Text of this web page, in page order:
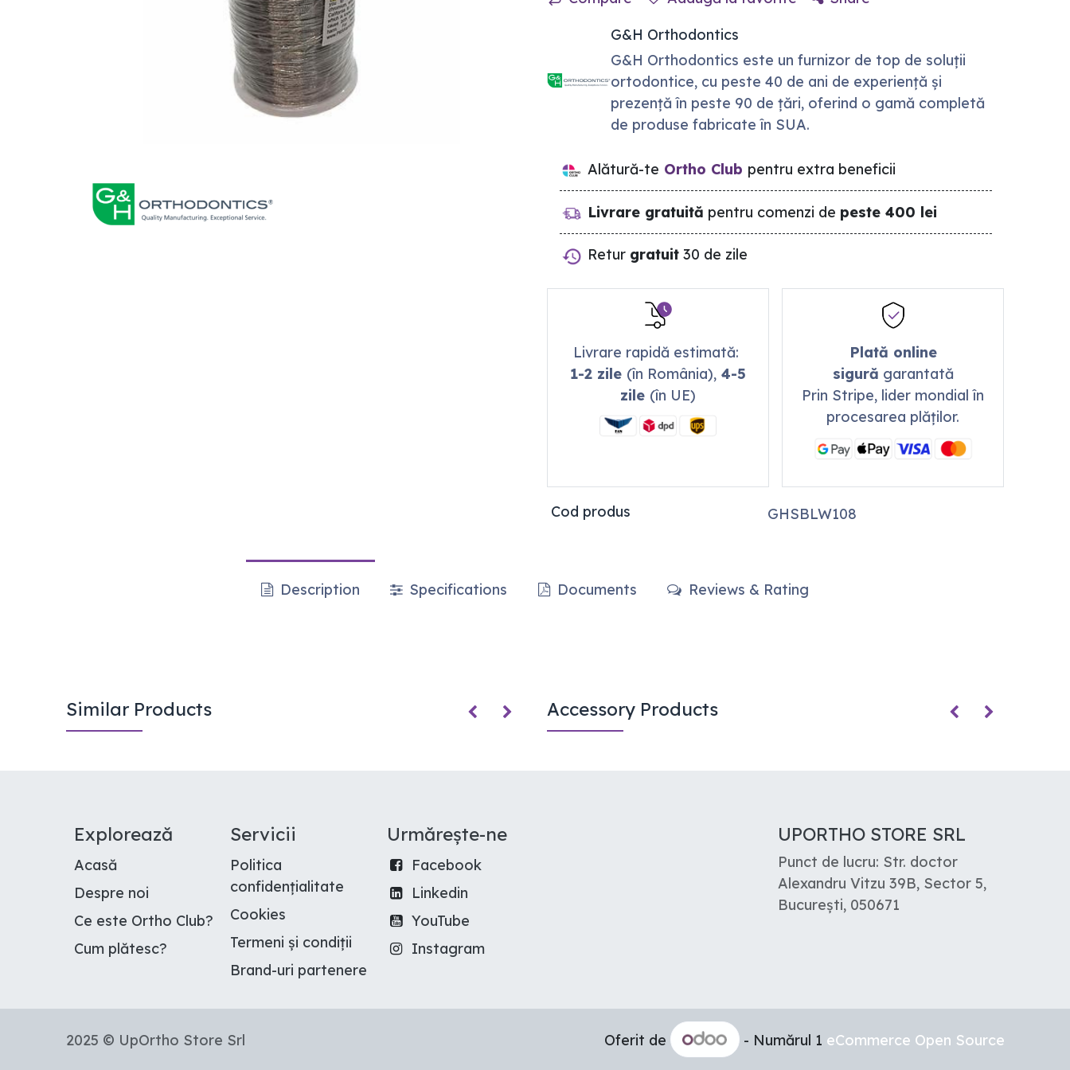
G&H Orthodontics
G&H Orthodontics este un furnizor de top de soluții
ortodontice, cu peste 40 de ani de experiență și
prezență în peste 90 de țări, oferind o gamă completă
de produse fabricate în SUA.
Alătură-te Ortho Club pentru extra beneficii
Livrare gratuită pentru comenzi de peste 400 lei
Retur gratuit 30 de zile
Livrare rapidă estimată:
1-2 zile (în România), 4-5
zile (în UE)
Plată online
sigură garantată
Prin Stripe, lider mondial în
procesarea plăților.
Cod produs GHSBLW108
Description Specifications Documents Reviews & Rating
Similar Products Accessory Products
E​xplorează
Acasă
Despre noi
Ce este Ortho Club?
Cum plătesc?
Servicii
Politica
confidențialitate
Cookies
Termeni și condiții
Brand-uri partenere
Urmărește-ne
Facebook
Linkedin
YouTube
Instagram
UPORTHO STORE SRL
Punct de lucru: Str. doctor
Alexandru Vitzu 39B, Sector 5,
București, 050671
2025 © UpOrtho Store Srl Oferit de - Numărul 1 eCommerce Open Source